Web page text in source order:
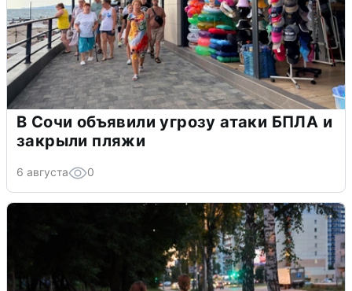
В Сочи объявили угрозу атаки БПЛА и
закрыли пляжи
6 августа 0